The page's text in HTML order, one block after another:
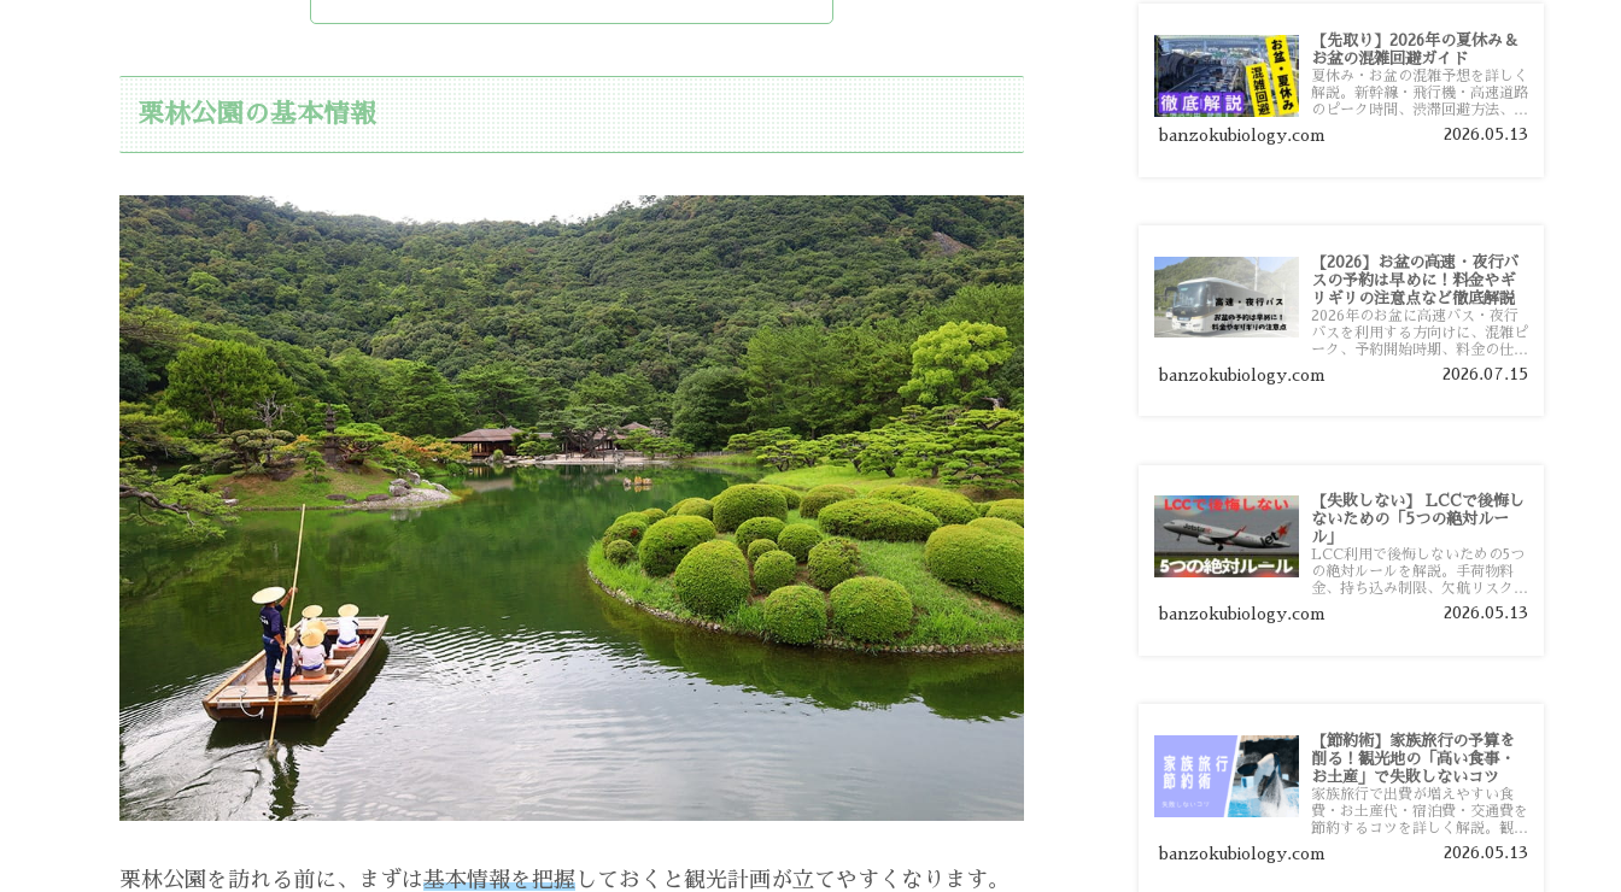
栗林公園の基本情報
栗林公園を訪れる前に、まずは基本情報を把握 しておくと観光計画が立てやすくなります。
【先取り】2026年の夏休み＆
お盆の混雑回避ガイド
夏休み・お盆の混雑予想を詳しく
解説。新幹線・飛行機・高速道路
のピーク時間、渋滞回避方法、混
雑しやすい観光地、交通手段別の
特徴まで旅行者向けに分かりやす
banzokubiology.com 2026.05.13
【2026】お盆の高速・夜行バ
スの予約は早めに！料金やギ
リギリの注意点など徹底解説
2026年のお盆に高速バス・夜行
バスを利用する方向けに、混雑ピ
ーク、予約開始時期、料金の仕組
み、キャンセル待ちのコツ、直前
予約の注意点まで詳しく解説しま
banzokubiology.com 2026.07.15
【失敗しない】 LCCで後悔し
ないための「5つの絶対ルー
ル」
LCC利用で後悔しないための5つ
の絶対ルールを解説。手荷物料
金、持ち込み制限、欠航リスク、
時間厳守など、格安航空会社を利
用する前に知っておきたい注意点
banzokubiology.com 2026.05.13
【節約術】家族旅行の予算を
削る！観光地の「高い食事・
お土産」で失敗しないコツ
家族旅行で出費が増えやすい食
費・お土産代・宿泊費・交通費を
節約するコツを詳しく解説。観光
地価格を避ける方法や、早割・ス
ーパー活用術、予算管理のポイン
banzokubiology.com 2026.05.13